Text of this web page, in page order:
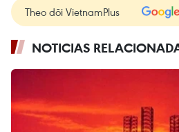
Theo dõi VietnamPlus
NOTICIAS